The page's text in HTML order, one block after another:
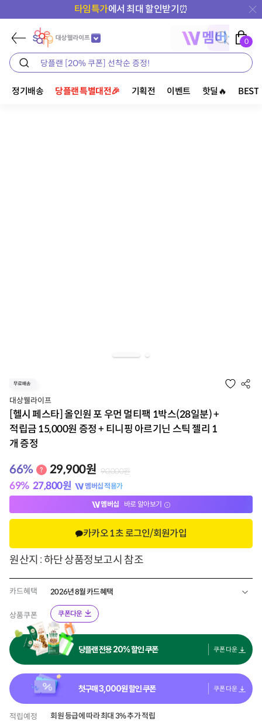
타임특가에서 최대 할인받기⏰
0
정기배송 당플랜 특별대전🎉 기획전 이벤트 핫딜🔥 BEST
대상웰라이프
[헬시 페스타] 올인원 포 우먼 멀티팩 1박스(28일분) +
적립금 15,000원 증정 + 티니핑 아르기닌 스틱 젤리 1
개 증정
66% 29,900원 90,000원
69% 27,800원 멤버십 적용가
멤버십 바로 알아보기
카카오 1초 로그인/회원가입
원산지 : 하단 상품정보고시 참조
카드혜택 2026년 8월 카드혜택
상품쿠폰 쿠폰다운
당플랜 전용 20% 할인 쿠폰 쿠폰 다운
첫구매3,000원 할인 쿠폰 쿠폰 다운
적립예정
회원 등급에 따라 최대 3% 추가 적립